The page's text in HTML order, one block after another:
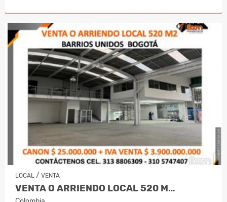
LOCAL / VENTA
VENTA O ARRIENDO LOCAL 520 M…